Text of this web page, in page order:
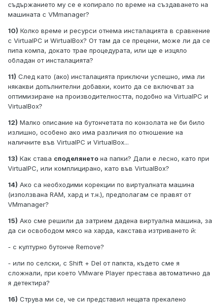
съдържанието му се е копирало по време на създаването на
машината с VMmanager?
10) Колко време и ресурси отнема инсталацията в сравнение
с VirtualPC и WirtualBox? От там да се прецени, може ли да се
пипа компа, докато трае процедурата, или ще е изцяло
обладан от инсталацията?
11) След като (ако) инсталацията приключи успешно, има ли
някакви допълнителни добавки, които да се включват за
оптимизиране на производителността, подобно на VirtualPC и
VirtualBox?
12) Малко описание на бутончетата по конзолата не би било
излишно, особено ако има различия по отношение на
наличните във VirtualPC и VirtualBox...
13) Как става споделянето на папки? Дали е лесно, като при
VirtualPC, или комплицирано, като във VirtualBox?
14) Ако са необходими корекции по виртуалната машина
(използвана RAM, хард и т.н.), предполагам се правят от
VMmanager?
15) Ако сме решили да затрием дадена виртуална машина, за
да си освободом мясо на харда, какстава изтриването й:
- с културно бутонче Remove?
- или по селски, с Shift + Del от папкта, където сме я
сложнали, при което VMware Player престава автоматично да
я детектира?
16) Струва ми се, че си представил нещата прекалено